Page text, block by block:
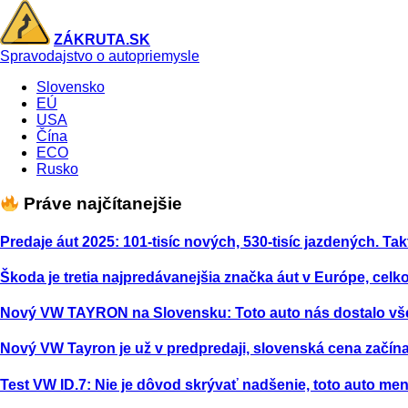
ZÁKRUTA.SK
Spravodajstvo o autopriemysle
Slovensko
EÚ
USA
Čína
ECO
Rusko
Práve najčítanejšie
Predaje áut 2025: 101-tisíc nových, 530-tisíc jazdených.
Škoda je tretia najpredávanejšia značka áut v Európe,
Nový VW TAYRON na Slovensku: Toto auto nás dostalo
Nový VW Tayron je už v predpredaji, slovenská cena
Test VW ID.7: Nie je dôvod skrývať nadšenie, toto auto